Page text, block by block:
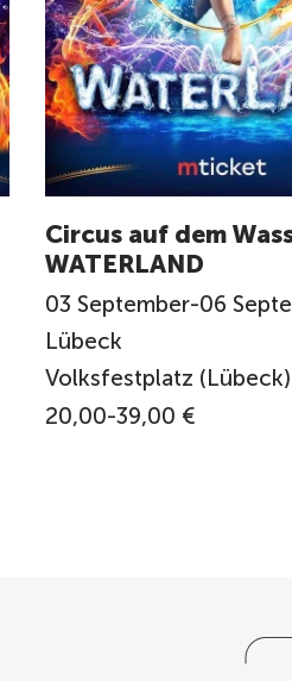
Circus auf dem
WATERLAND
03 September-06
Lübeck
Volksfestplatz (Lübeck)
20,00-39,00 €